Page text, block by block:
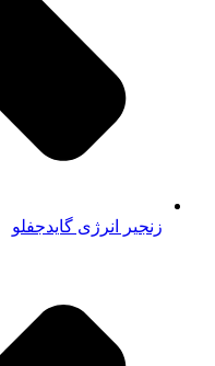
زنجیر انرژی گایدجفلو